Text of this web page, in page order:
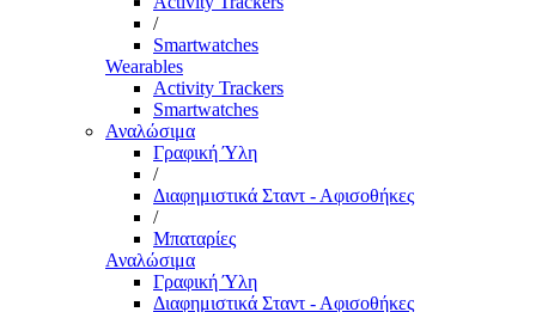
/
Smartwatches
Wearables
Activity Trackers
Smartwatches
Αναλώσιμα
Γραφική Ύλη
/
Διαφημιστικά Σταντ - Αφισοθήκες
/
Μπαταρίες
Αναλώσιμα
Γραφική Ύλη
Διαφημιστικά Σταντ - Αφισοθήκες